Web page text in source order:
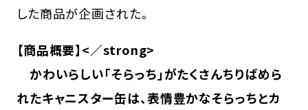
した商品が企画された。
【商品概要】<／strong>
かわいらしい「そらっち」がたくさんちりばめら
れたキャニスター缶は、表情豊かなそらっちとカ